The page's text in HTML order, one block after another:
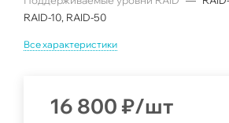
RAID-10, RAID-50
Все характеристики
16 800 ₽/шт